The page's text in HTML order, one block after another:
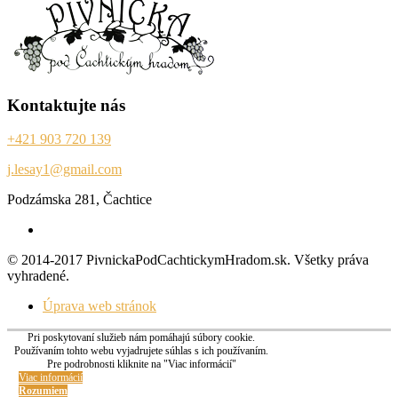
Kontaktujte nás
+421 903 720 139
j.lesay1@gmail.com
Podzámska 281, Čachtice
© 2014-2017 PivnickaPodCachtickymHradom.sk. Všetky práva
vyhradené.
Úprava web stránok
Pri poskytovaní služieb nám pomáhajú súbory cookie.
Používaním tohto webu vyjadrujete súhlas s ich používaním.
Pre podrobnosti kliknite na "Viac informácií"
Viac informácií
Rozumiem